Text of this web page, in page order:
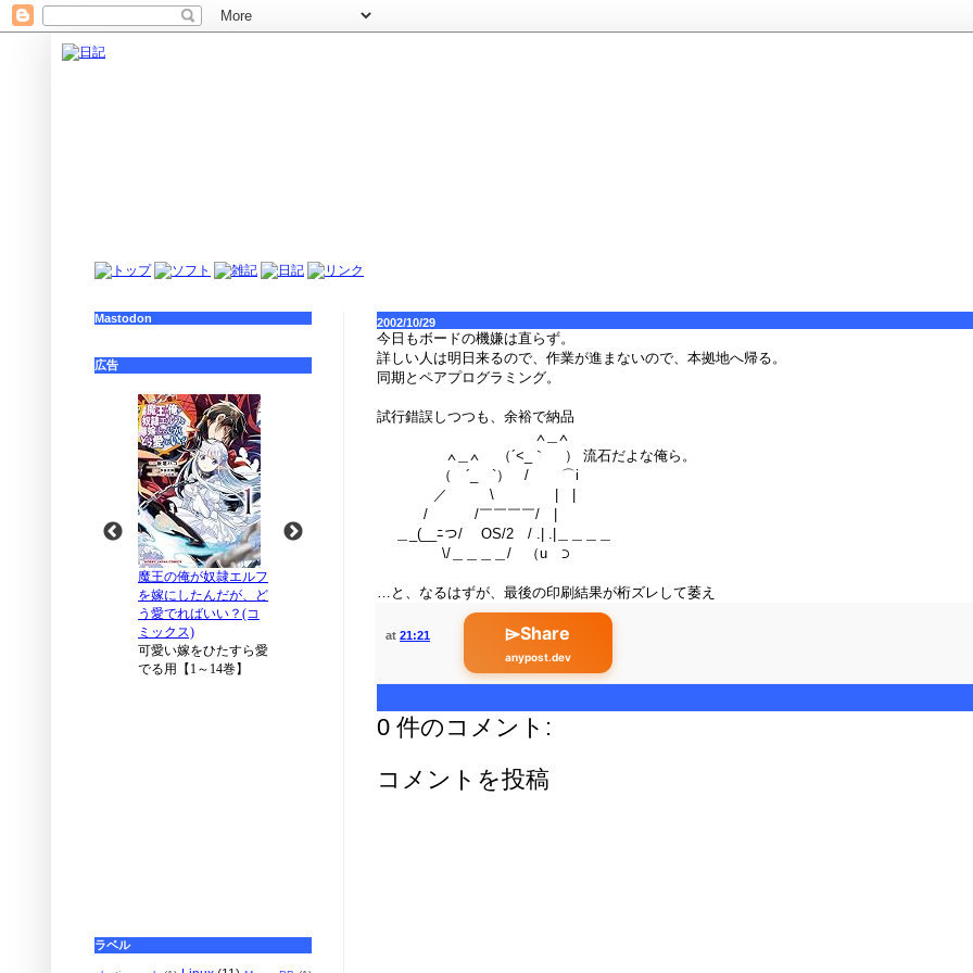
2002/10/29
今日もボードの機嫌は直らず。
詳しい人は明日来るので、作業が進まないので、本拠地へ帰る。
同期とペアプログラミング。
試行錯誤しつつも、余裕で納品
∧＿∧
∧＿∧ （´<_｀ ） 流石だよな俺ら。
（ ´_ゝ`） / ⌒i
／ \ | |
/ /￣￣￣￣/ |
＿_(__ﾆつ/ OS/2 / .| .|＿＿＿＿
\/＿＿＿＿/ （u ⊃
…と、なるはずが、最後の印刷結果が桁ズレして萎え
at 21:21 ⌲Share
anypost.dev
0 件のコメント:
コメントを投稿
Mastodon
広告
ラベル